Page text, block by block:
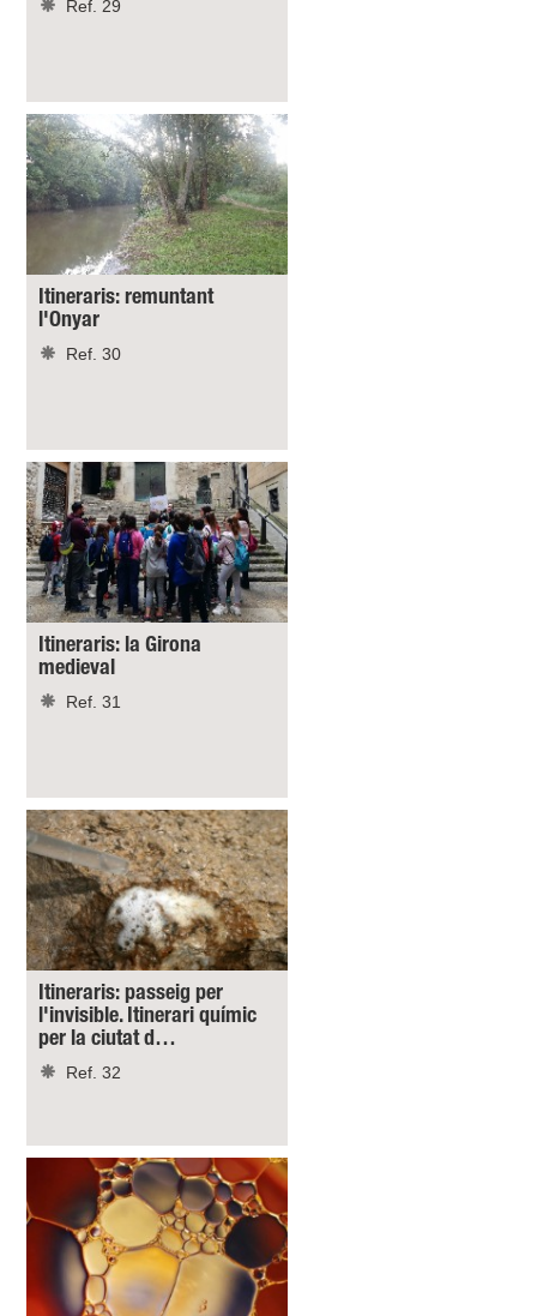
Ref. 29
Itineraris: remuntant
l'Onyar
Ref. 30
Itineraris: la Girona
medieval
Ref. 31
Itineraris: passeig per
l'invisible. Itinerari químic
per la ciutat d…
Ref. 32